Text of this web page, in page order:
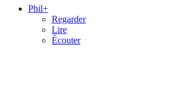
Phil+
Regarder
Lire
Écouter